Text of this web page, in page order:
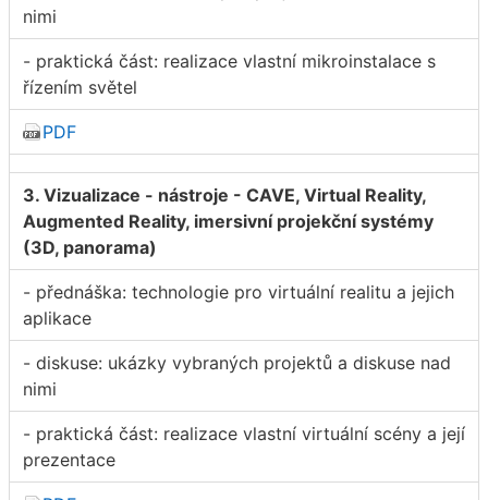
nimi
- praktická část: realizace vlastní mikroinstalace s
řízením světel
PDF
3. Vizualizace - nástroje - CAVE, Virtual Reality,
Augmented Reality, imersivní projekční systémy
(3D, panorama)
- přednáška: technologie pro virtuální realitu a jejich
aplikace
- diskuse: ukázky vybraných projektů a diskuse nad
nimi
- praktická část: realizace vlastní virtuální scény a její
prezentace